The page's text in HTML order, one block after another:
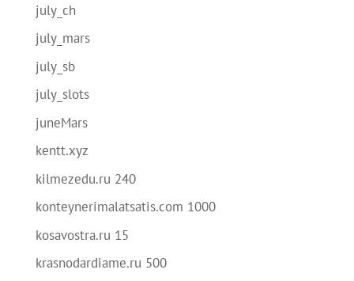
july_ch
july_mars
july_sb
july_slots
juneMars
kentt.xyz
kilmezedu.ru 240
konteynerimalatsatis.com 1000
kosavostra.ru 15
krasnodardiame.ru 500